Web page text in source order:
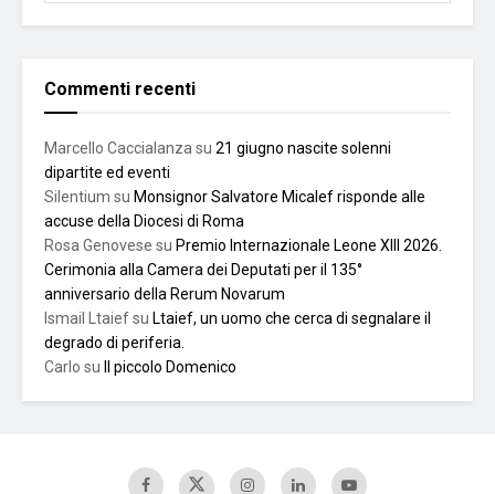
Commenti recenti
Marcello Caccialanza su 21 giugno nascite solenni
dipartite ed eventi
Silentium su Monsignor Salvatore Micalef risponde alle
accuse della Diocesi di Roma
Rosa Genovese su Premio Internazionale Leone XIII 2026.
Cerimonia alla Camera dei Deputati per il 135°
anniversario della Rerum Novarum
Ismail Ltaiefsu Ltaief, un uomo che cerca di segnalare il
degrado di periferia.
Carlo su Il piccolo Domenico